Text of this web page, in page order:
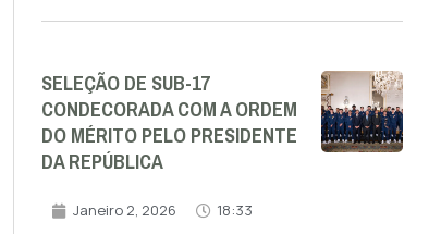
SELEÇÃO DE SUB-17
CONDECORADA COM A ORDEM
DO MÉRITO PELO PRESIDENTE
DA REPÚBLICA
Janeiro 2, 2026 18:33